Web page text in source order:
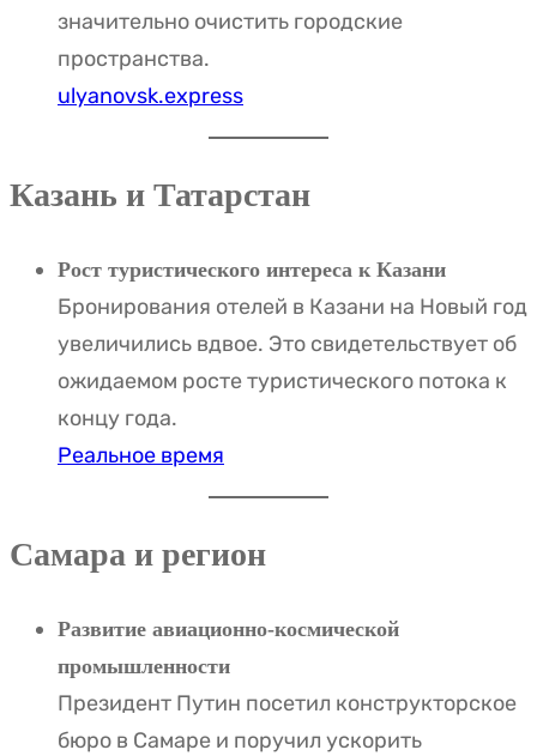
значительно очистить городские
пространства.
ulyanovsk.express
Казань и Татарстан
Рост туристического интереса к Казани
Бронирования отелей в Казани на Новый год
увеличились вдвое. Это свидетельствует об
ожидаемом росте туристического потока к
концу года.
Реальное время
Самара и регион
Развитие авиационно-космической
промышленности
Президент Путин посетил конструкторское
бюро в Самаре и поручил ускорить